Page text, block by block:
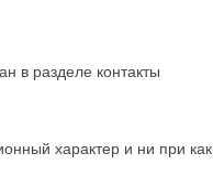
в разделе контакты
характер и ни при